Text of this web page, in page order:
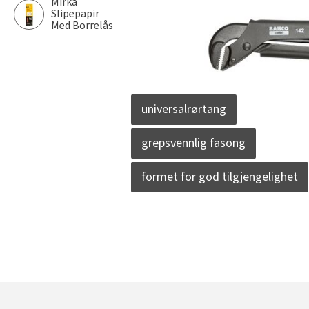
Slipepapir
Med Borrelås
universalrørtang
grepsvennlig fasong
formet for god tilgjengelighet